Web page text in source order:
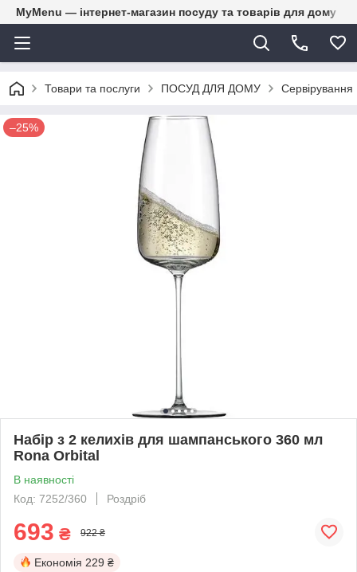
MyMenu — інтернет-магазин посуду та товарів для дому
Товари та послуги ПОСУД ДЛЯ ДОМУ Сервірування
–25%
Набір з 2 келихів для шампанського 360 мл
Rona Orbital
В наявності
Код: 7252/360
Роздріб
693 ₴ 922 ₴
Економія 229 ₴